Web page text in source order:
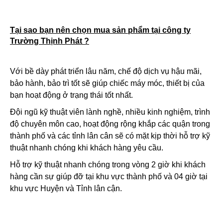
Tại sao bạn nên chọn mua sản phẩm tại công ty
Trường Thịnh Phát ?
Với bề dày phát triển lâu năm, chế độ dịch vụ hậu mãi,
bảo hành, bảo trì tốt sẽ giúp chiếc máy móc, thiết bị của
bạn hoạt động ở trạng thái tốt nhất.
Đội ngũ kỹ thuật viên lành nghề, nhiều kinh nghiệm, trình
độ chuyên môn cao, hoạt động rộng khắp các quận trong
thành phố và các tỉnh lân cân sẽ có mặt kịp thời hỗ trợ kỹ
thuật nhanh chóng khi khách hàng yêu cầu.
Hỗ trợ kỹ thuật nhanh chóng trong vòng 2 giờ khi khách
hàng cần sự giúp đỡ tại khu vực thành phố và 04 giờ tại
khu vực Huyện và Tỉnh lân cận.